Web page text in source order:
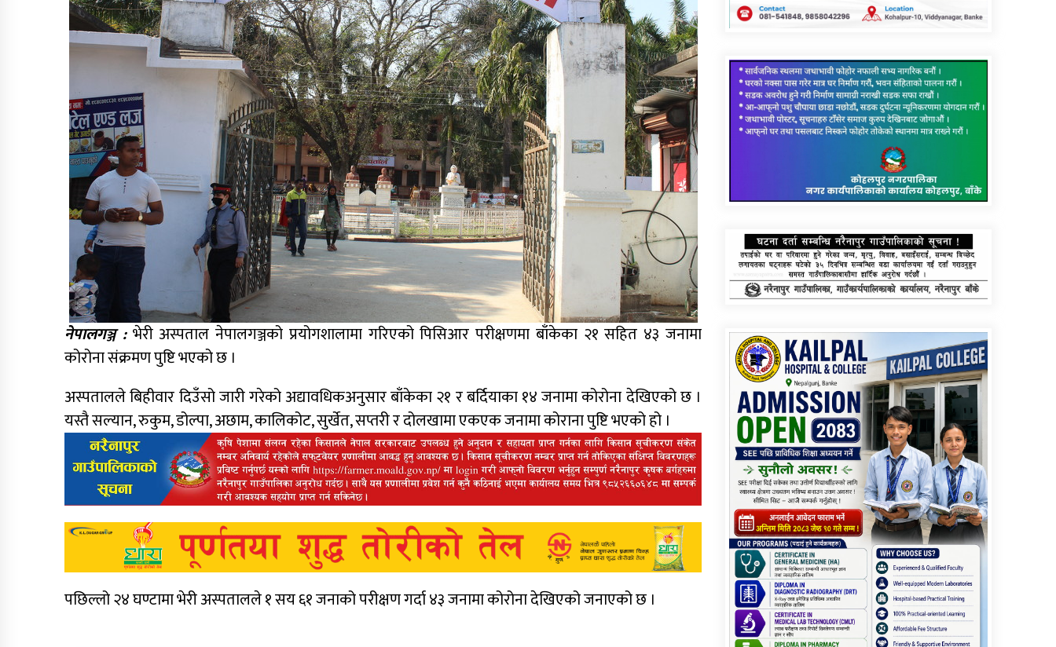
नेपालगञ्ज :भेरी अस्पताल नेपालगञ्जको प्रयोगशालामा गरिएको पिसिआर परीक्षणमा बाँकेका २१ सहित ४३ जनामा
कोरोना संक्रमण पुष्टि भएको छ ।
अस्पतालले बिहीवार दिउँसो जारी गरेको अद्यावधिकअनुसार बाँकेका २१ र बर्दियाका १४ जनामा कोरोना देखिएको छ ।
यस्तै सल्यान, रुकुम, डोल्पा, अछाम, कालिकोट, सुर्खेत, सप्तरी र दोलखामा एकएक जनामा कोराना पुष्टि भएको हो ।
पछिल्लो २४ घण्टामा भेरी अस्पतालले १ सय ६१ जनाको परीक्षण गर्दा ४३ जनामा कोरोना देखिएको जनाएको छ ।